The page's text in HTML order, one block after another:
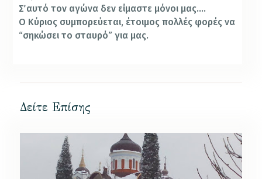
Σ΄ αυτό τον αγώνα δεν είμαστε μόνοι μας….
Ο Κύριος συμπορεύεται, έτοιμος πολλές φορές να
“σηκώσει το σταυρό” για μας.
Δείτε Επίσης